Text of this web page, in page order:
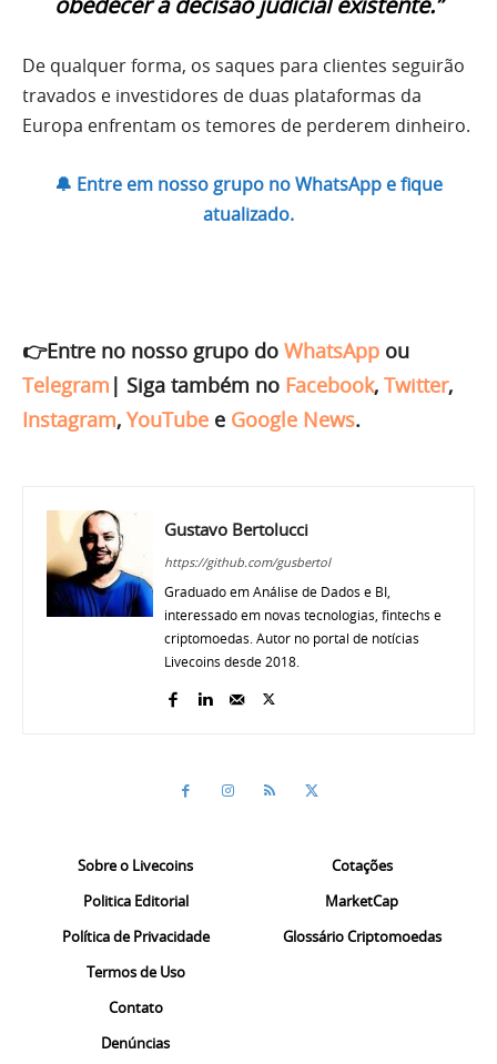
De qualquer forma, os saques para clientes seguirão
travados e investidores de duas plataformas da
Europa enfrentam os temores de perderem dinheiro.
🔔 Entre em nosso grupo no WhatsApp e fique
atualizado.
👉Entre no nosso grupo do WhatsApp ou
Telegram | Siga também no Facebook, Twitter,
Instagram, YouTube e Google News.
Gustavo Bertolucci
https://github.com/gusbertol
Graduado em Análise de Dados e BI,
interessado em novas tecnologias, fintechs e
criptomoedas. Autor no portal de notícias
Livecoins desde 2018.
Sobre o Livecoins
Politica Editorial
Política de Privacidade
Termos de Uso
Contato
Denúncias
Cotações
MarketCap
Glossário Criptomoedas